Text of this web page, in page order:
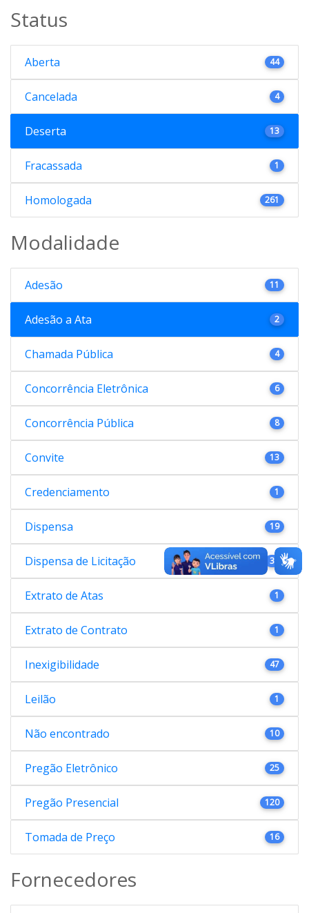
Status
Aberta 44
Cancelada 4
Deserta 13
Fracassada 1
Homologada 261
Modalidade
Adesão 11
Adesão a Ata 2
Chamada Pública 4
Concorrência Eletrônica 6
Concorrência Pública 8
Convite 13
Credenciamento 1
Dispensa 19
Dispensa de Licitação 38
Extrato de Atas 1
Extrato de Contrato 1
Inexigibilidade 47
Leilão 1
Não encontrado 10
Pregão Eletrônico 25
Pregão Presencial 120
Tomada de Preço 16
Fornecedores